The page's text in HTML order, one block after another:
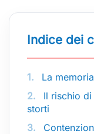
Indice dei
1.
La
2.
Il rischio
storti
3.